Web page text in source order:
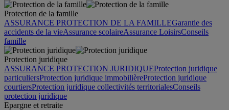
Protection de la famille
ASSURANCE PROTECTION DE LA FAMILLEGarantie des
accidents de la vieAssurance scolaireAssurance LoisirsConseils
famille
Protection juridique
ASSURANCE PROTECTION JURIDIQUEProtection juridique
particuliersProtection juridique immobilièreProtection juridique
courtiersProtection juridique collectivités territorialesConseils
protection juridique
Epargne et retraite